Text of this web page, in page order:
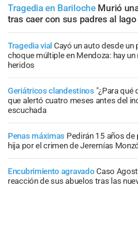
Tragedia en Bariloche Murió
tras caer con sus padres al
Tragedia vial Cayó un auto desde un
choque múltiple en Mendoza: hay
heridos
Geriátricos clandestinos "¿Para qué
que alertó cuatro meses antes del
escuchada
Penas máximas Pedirán 15 años
hija por el crimen de Jeremías
Encubrimiento agravado Caso
reacción de sus abuelos tras las